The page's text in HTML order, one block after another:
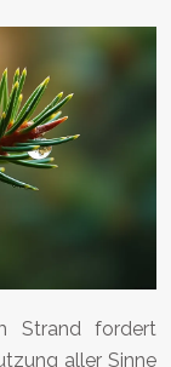
Strand fordert
aller Sinne